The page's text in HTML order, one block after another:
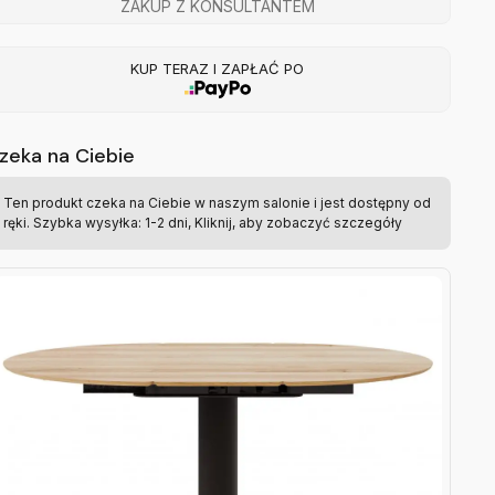
ZAKUP Z KONSULTANTEM
KUP TERAZ I ZAPŁAĆ PO
na Ciebie
Ten produkt czeka na Ciebie w naszym salonie i jest dostępny od
ręki. Szybka wysyłka: 1-2 dni, Kliknij, aby zobaczyć szczegóły